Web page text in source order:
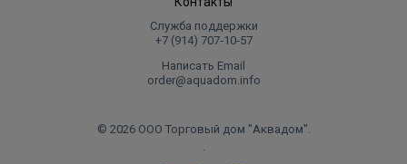
Служба поддержки
+7 (914) 707‑10‑57
Написать Email
order@aquadom.info
© 2026 ООО Торговый дом "Аквадом".
.